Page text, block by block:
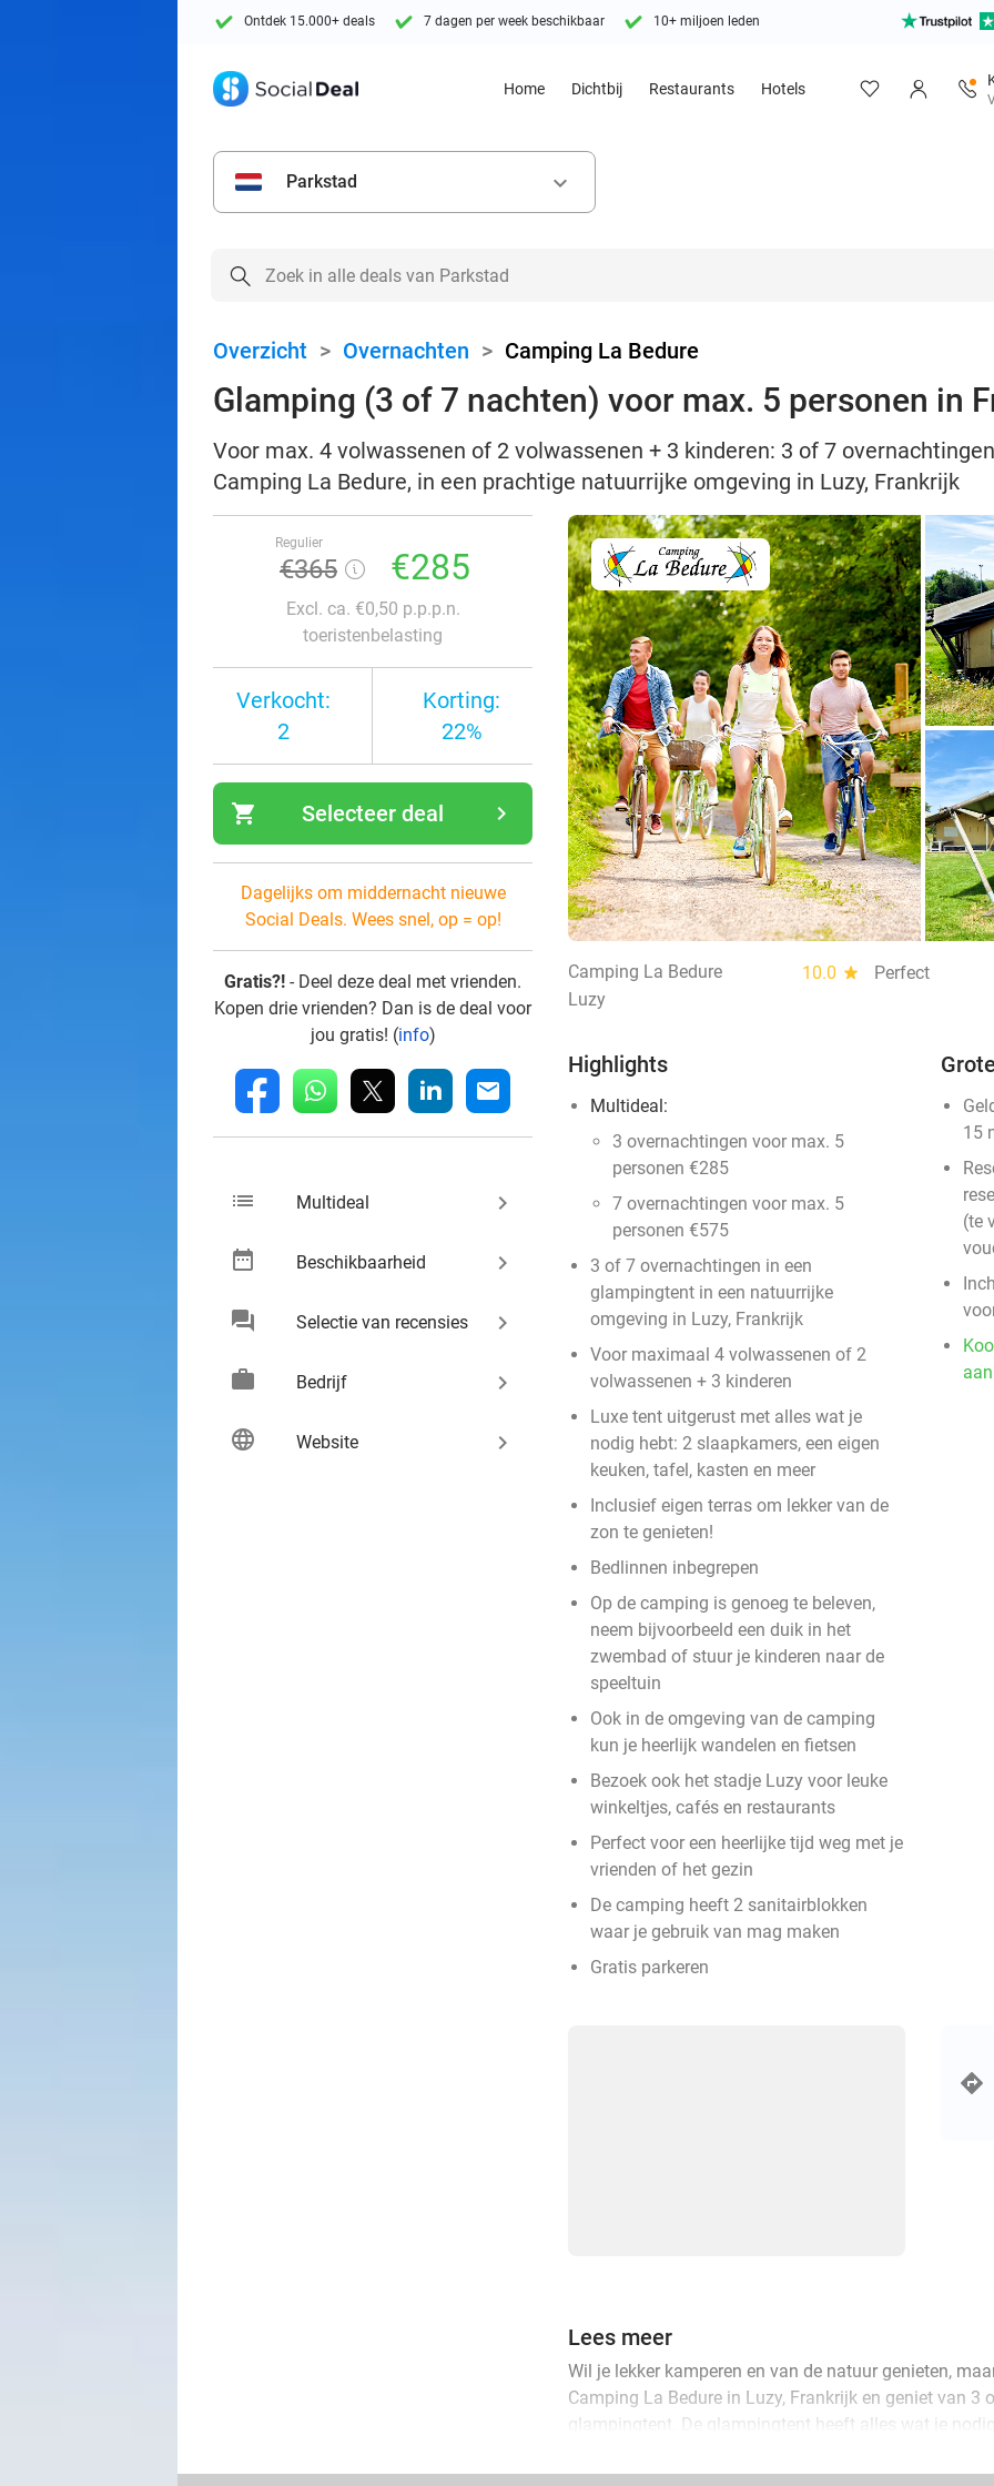
Ontdek 15.000+ deals 7 dagen per week beschikbaar 10+ miljoen leden
Home Dichtbij Restaurants Hotels
Parkstad keyboard_arrow_down
Overzicht > Overnachten > Camping La Bedure
Glamping (3 of 7 nachten) voor max. 5 personen in
Voor max. 4 volwassenen of 2 volwassenen + 3 kinderen: 3 of 7
Camping La Bedure, in een prachtige natuurrijke omgeving in Luzy, Frankrijk
Regulier
€365 €285
Excl. ca. €0,50 p.p.p.n.
toeristenbelasting
Verkocht:
2
Korting:
22%
shopping_cart navigate_next
Selecteer deal
Dagelijks om middernacht nieuwe
Social Deals. Wees snel, op = op!
Gratis?! - Deel deze deal met vrienden.
Kopen drie vrienden? Dan is de deal voor
jou gratis! (info)
fb whatsapp linkedin mail
list Multideal keyboard_arrow_right
date_range Beschikbaarheid keyboard_arrow_right
chat Selectie van recensies keyboard_arrow_right
work Bedrijf keyboard_arrow_right
language Website keyboard_arrow_right
Camping La Bedure 10.0 star
Perfect
Luzy
Highlights
Multideal:
3 overnachtingen voor max. 5
personen €285
7 overnachtingen voor max. 5
personen €575
3 of 7 overnachtingen in een
glampingtent in een natuurrijke
omgeving in Luzy, Frankrijk
Voor maximaal 4 volwassenen of 2
volwassenen + 3 kinderen
Luxe tent uitgerust met alles wat je
nodig hebt: 2 slaapkamers, een eigen
keuken, tafel, kasten en meer
Inclusief eigen terras om lekker van de
zon te genieten!
Bedlinnen inbegrepen
Op de camping is genoeg te beleven,
neem bijvoorbeeld een duik in het
zwembad of stuur je kinderen naar de
speeltuin
Ook in de omgeving van de camping
kun je heerlijk wandelen en fietsen
Bezoek ook het stadje Luzy voor leuke
winkeltjes, cafés en restaurants
Perfect voor een heerlijke tijd weg met je
vrienden of het gezin
De camping heeft 2 sanitairblokken
waar je gebruik van mag maken
Gratis parkeren
15
(te
Lees meer
Wil je lekker kamperen en van de natuur genieten,
Camping La Bedure in Luzy, Frankrijk en geniet van 3
glampingtent. De glampingtent heeft alles wat je
omgeving is genoeg te beleven. Neem bijvoorbeeld